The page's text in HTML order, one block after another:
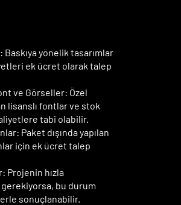
Baskıya yönelik tasarımlar
ek ücret olarak talep
ve Görseller: Özel
lisanslı fontlar ve stok
tabi olabilir.
Paket dışında yapılan
için ek ücret talep
Projenin hızla
gerekiyorsa, bu durum
sonuçlanabilir.